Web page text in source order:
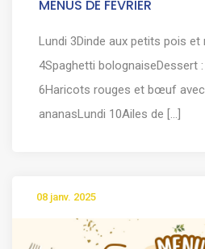
MENUS DE FEVRIER
Lundi 3Dinde aux petits pois et
4Spaghetti bolognaiseDessert
6Haricots rouges et bœuf avec
ananasLundi 10Ailes de [...]
08 janv. 2025